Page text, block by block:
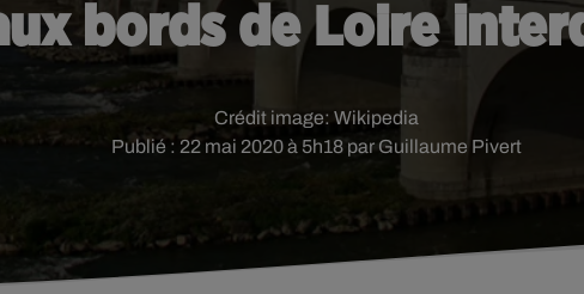
bords de Loire
Publié : 22 mai 2020 à 5h18 par Guillaume Pivert
Crédit image: Wikipedia